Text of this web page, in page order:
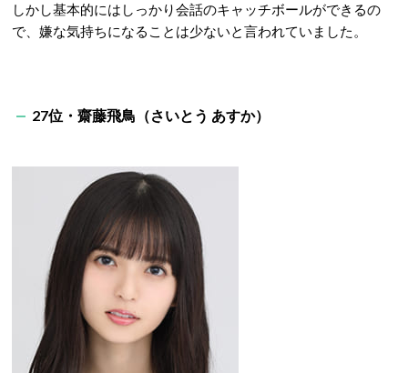
しかし基本的にはしっかり会話のキャッチボールができるの
で、嫌な気持ちになることは少ないと言われていました。
27位・齋藤飛鳥（さいとう あすか）